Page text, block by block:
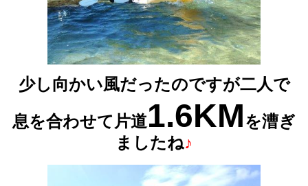
少し向かい風だったのですが二人で
息を合わせて片道1.6KMを漕ぎ
ましたね♪